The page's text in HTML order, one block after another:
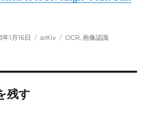
1月16日
カ
arXiv
タ
OCR,画像認識
残す